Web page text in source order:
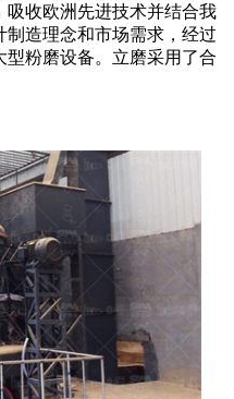
收欧洲先进技术并结合我
造理念和市场需求，经过
粉磨设备。立磨采用了合